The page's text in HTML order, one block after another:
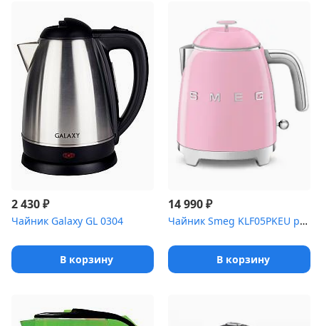
2 430₽
Чайник Galaxy GL 0304
В корзину
14 990₽
Чайник Smeg KLF05PKEU розовый 0.8 л, 1400 Вт
В корзину